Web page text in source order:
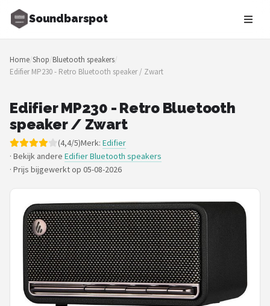
Soundbarspot
Zoeken
NAVIGATIE
Merken
Blog
Muziekstijlen
Sonos
JBL
Samsung
Shop
Home/Shop/Bluetooth speakers/
Edifier MP230 - Retro Bluetooth speaker / Zwart
Edifier MP230 - Retro Bluetooth
speaker / Zwart
(4,4/5)Merk: Edifier
· Bekijk andere Edifier Bluetooth speakers
· Prijs bijgewerkt op 05-08-2026